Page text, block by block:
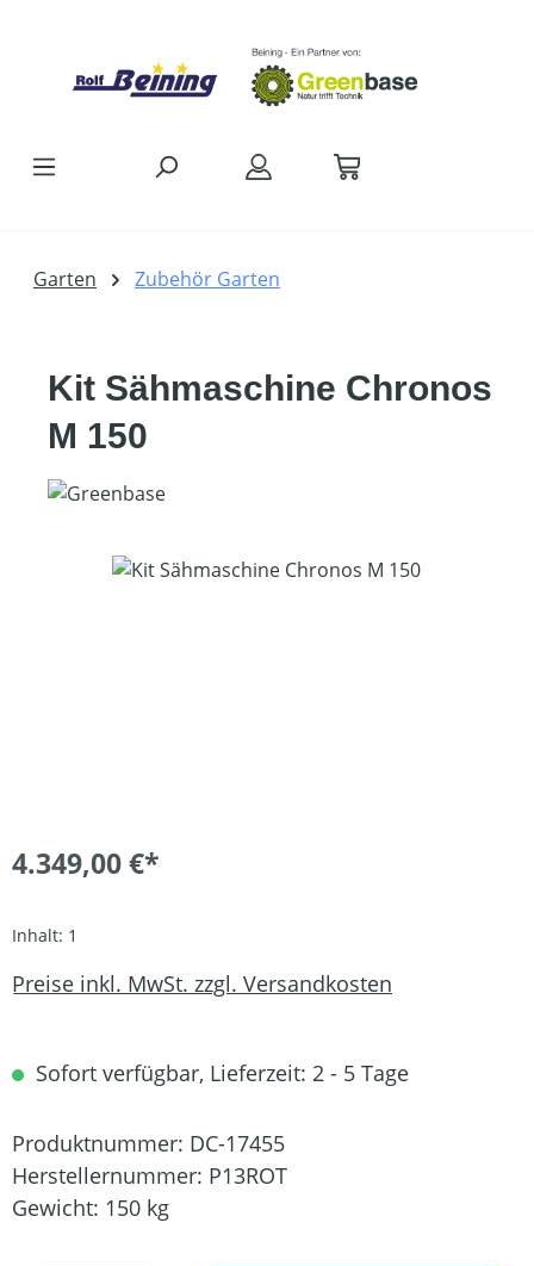
Garten Zubehör Garten
Kit Sähmaschine Chronos
M 150
Bildergalerie überspringen
4.349,00 €*
Inhalt: 1
Preise inkl. MwSt. zzgl. Versandkosten
Sofort verfügbar, Lieferzeit: 2 - 5 Tage
Produktnummer: DC-17455
Herstellernummer: P13ROT
Gewicht: 150 kg